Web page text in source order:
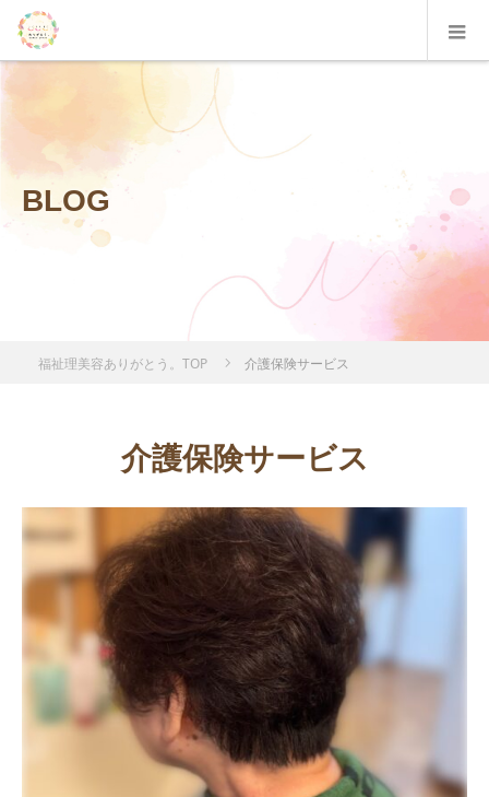
BLOG
福祉理美容ありがとう。TOP 介護保険サービス
介護保険サービス